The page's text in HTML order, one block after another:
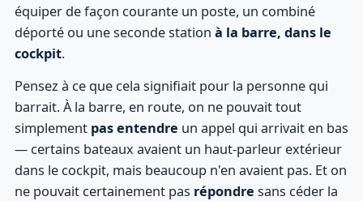
équiper de façon courante un poste, un combiné
déporté ou une seconde station à la barre, dans le
cockpit.
Pensez à ce que cela signifiait pour la personne qui
barrait. À la barre, en route, on ne pouvait tout
simplement pas entendre un appel qui arrivait en bas
— certains bateaux avaient un haut-parleur extérieur
dans le cockpit, mais beaucoup n'en avaient pas. Et on
ne pouvait certainement pas répondre sans céder la